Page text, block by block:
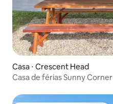
Casa ⋅ Crescent Head
Casa de férias Sunny Corner